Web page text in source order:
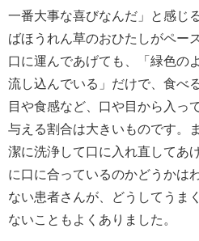
一番大事な喜びなんだ」と感じ
ばほうれん草のおひたしがペー
口に運んであげても、「緑色の
流し込んでいる」だけで、食べ
目や食感など、口や目から入っ
与える割合は大きいものです。
潔に洗浄して口に入れ直してあ
に口に合っているのかどうかは
ない患者さんが、どうしてうま
ないこともよくありました。